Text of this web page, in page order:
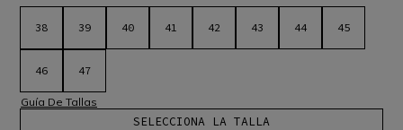
38 39 40 41 42 43 44 45
46 47
Guía De Tallas
SELECCIONA LA TALLA